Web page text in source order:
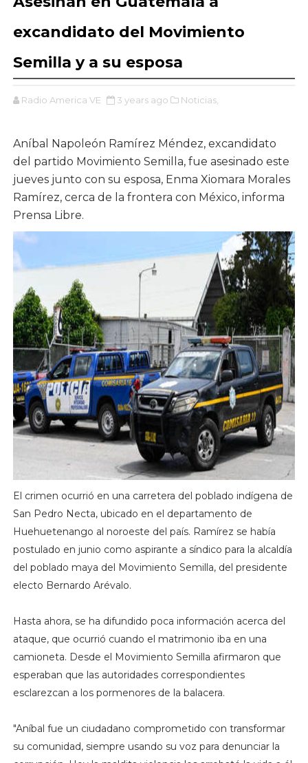
excandidato del Movimiento
Semilla y a su esposa
Radio America VE 3 years ago Noticias,
Aníbal Napoleón Ramírez Méndez, excandidato
del partido Movimiento Semilla, fue asesinado este
jueves junto con su esposa, Enma Xiomara Morales
Ramírez, cerca de la frontera con México, informa
Prensa Libre.
El crimen ocurrió en una carretera del poblado indígena de
San Pedro Necta, ubicado en el departamento de
Huehuetenango al noroeste del país. Ramírez se había
postulado en junio como aspirante a síndico para la alcaldía
del poblado maya del Movimiento Semilla, del presidente
electo Bernardo Arévalo.
Hasta ahora, se ha difundido poca información acerca del
ataque, que ocurrió cuando el matrimonio iba en una
camioneta. Desde el Movimiento Semilla afirmaron que
esperaban que las autoridades correspondientes
esclarezcan a los pormenores de la balacera.
"Aníbal fue un ciudadano comprometido con transformar
su comunidad, siempre usando su voz para denunciar la